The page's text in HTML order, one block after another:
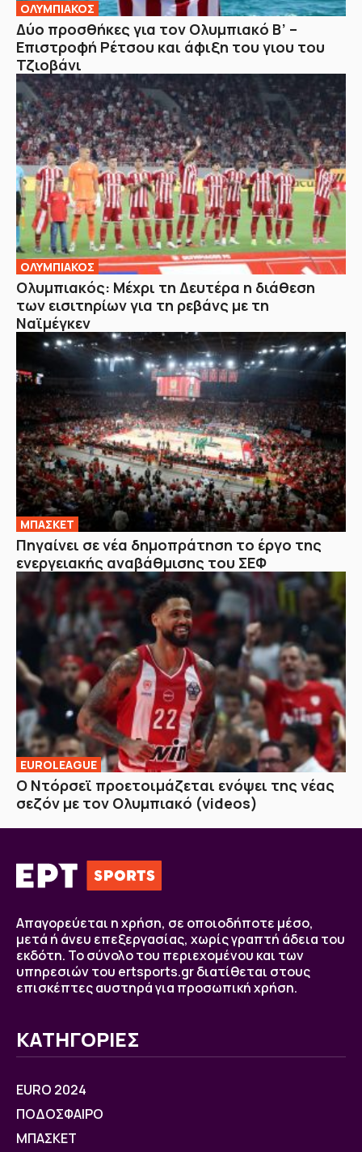
ΟΛΥΜΠΙΑΚΟΣ
Δύο προσθήκες για τον Ολυμπιακό Β’ –
Επιστροφή Ρέτσου και άφιξη του γιου του
Τζιοβάνι
ΟΛΥΜΠΙΑΚΟΣ
Ολυμπιακός: Μέχρι τη Δευτέρα η διάθεση
των εισιτηρίων για τη ρεβάνς με τη
Ναϊμέγκεν
ΜΠΑΣΚΕΤ
Πηγαίνει σε νέα δημοπράτηση το έργο της
ενεργειακής αναβάθμισης του ΣΕΦ
EUROLEAGUE
Ο Ντόρσεϊ προετοιμάζεται ενόψει της νέας
σεζόν με τον Ολυμπιακό (videos)
Απαγορεύεται η χρήση, σε οποιοδήποτε μέσο,
μετά ή άνευ επεξεργασίας, χωρίς γραπτή άδεια του
εκδότη. Το σύνολο του περιεχομένου και των
υπηρεσιών του ertsports.gr διατίθεται στους
επισκέπτες αυστηρά για προσωπική χρήση.
ΚΑΤΗΓΟΡΙΕΣ
EURO 2024
ΠΟΔΟΣΦΑΙΡΟ
ΜΠΑΣΚΕΤ